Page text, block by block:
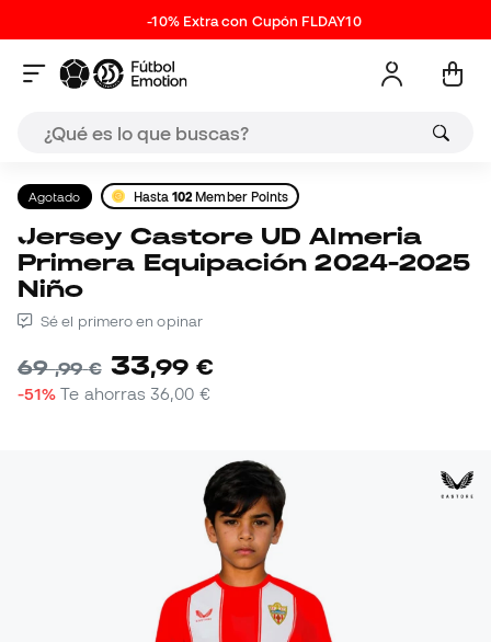
-10% Extra con Cupón FLDAY10
Agotado Hasta102 Member Points
Jersey Castore UD Almeria
Primera Equipación 2024-2025
Niño
Sé el primero en opinar
69,99 € 33,99 €
-51% Te ahorras36,00 €